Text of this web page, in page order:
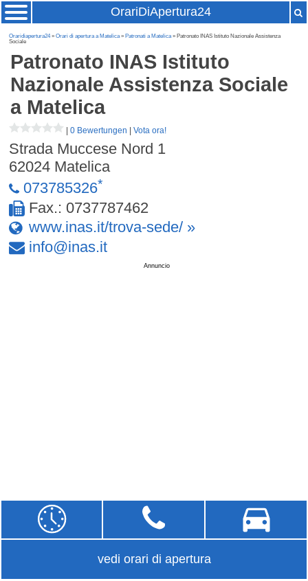
OrariDiApertura24
Oraridiapertura24»Orari di apertura a Matelica» Patronati a Matelica» Patronato INAS Istituto Nazionale Assistenza
Sociale
Patronato INAS Istituto
Nazionale Assistenza Sociale
a Matelica
|0 Bewertungen |Vota ora!
Strada Muccese Nord 1
62024 Matelica
073785326*
Fax.: 0737787462
www.inas.it/trova-sede/ »
info@inas.it
Annuncio
vedi orari di apertura